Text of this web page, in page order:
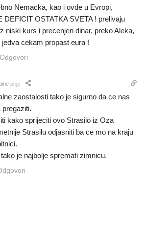
Nemacka, kao i ovde u Evropi,
DEFICIT OSTATKA SVETA ! prelivaju
niski kurs i precenjen dinar, preko Aleka,
cekam propast eura !
Odgovori
prije
zaostalosti tako je sigurno da ce nas
pregaziti.
kako sprijeciti ovo Strasilo iz Oza
Strasilu odjasniti ba ce mo na kraju
je najbolje spremati zimnicu.